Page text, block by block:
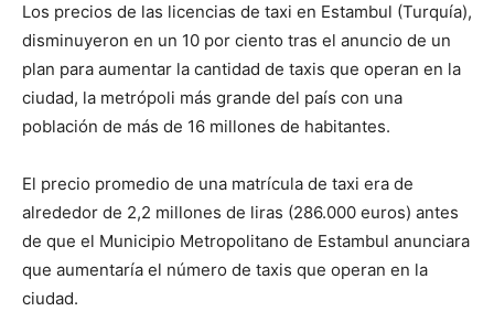
Los precios de las licencias de taxi en Estambul (Turquía),
disminuyeron en un 10 por ciento tras el anuncio de un
plan para aumentar la cantidad de taxis que operan en la
ciudad, la metrópoli más grande del país con una
población de más de 16 millones de habitantes.
El precio promedio de una matrícula de taxi era de
alrededor de 2,2 millones de liras (286.000 euros) antes
de que el Municipio Metropolitano de Estambul anunciara
que aumentaría el número de taxis que operan en la
ciudad.